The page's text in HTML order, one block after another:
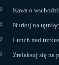
Kawa o
Nurkuj na
Lunch nad
Zrelaksuj się na